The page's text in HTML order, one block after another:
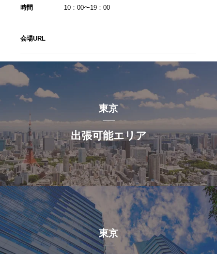
時間 10：00〜19：00
会場URL
東京
出張可能エリア
東京